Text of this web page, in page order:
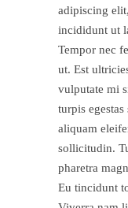
adipiscing
incididunt ut
Tempor nec
ut. Est
vulputate mi
turpis
aliquam
sollicitudin.
pharetra
Eu tincidunt